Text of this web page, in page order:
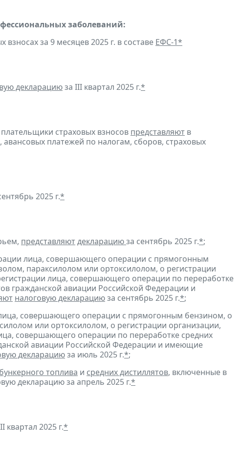
заболеваний:
за 9 месяцев 2025 г. в составе ЕФС-1*
декларациюза III квартал 2025 г.*
страховых взносов представляют в
платежей по налогам, сборов, страховых
2025 г.*
представляютдекларациюза сентябрь 2025 г.*;
лица, совершающего операции с прямогонным
параксилолом или ортоксилолом, о регистрации
лица, совершающего операции по переработке
гражданской авиации Российской Федерации и
налоговую декларациюза сентябрь 2025 г.*;
совершающего операции с прямогонным бензином, о
или ортоксилолом, о регистрации организации,
совершающего операции по переработке средних
авиации Российской Федерации и имеющие
декларациюза июль 2025 г.*;
бункерного топлива и средних дистиллятов, включенные в
декларацию за апрель 2025 г.*
квартал 2025 г.*